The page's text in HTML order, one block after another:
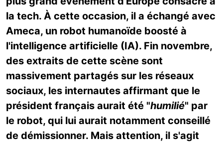
la tech. À cette occasion, il a échangé avec
Ameca, un robot humanoïde boosté à
l'intelligence artificielle (IA). Fin novembre,
des extraits de cette scène sont
massivement partagés sur les réseaux
sociaux, les internautes affirmant que le
président français aurait été "humilié" par
le robot, qui lui aurait notamment conseillé
de démissionner. Mais attention, il s'agit